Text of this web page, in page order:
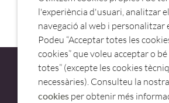
DISCO RALLADOR 1,5 MM
l'experiència d'usuari, analitzar
navegació al web i personalitzar
Podeu “Acceptar totes les
cookies” que voleu acceptar o
totes” (excepte les cookies
necessàries). Consulteu la nostra
cookies per obtenir més